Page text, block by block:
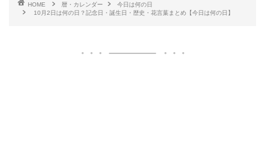
HOME 暦・カレンダー
今日は何の日
10月2日は何の日？記念日・誕生日・歴史・花言葉まとめ【今日は何の日】